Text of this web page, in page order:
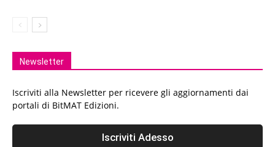
Newsletter
Iscriviti alla Newsletter per ricevere gli aggiornamenti dai
portali di BitMAT Edizioni.